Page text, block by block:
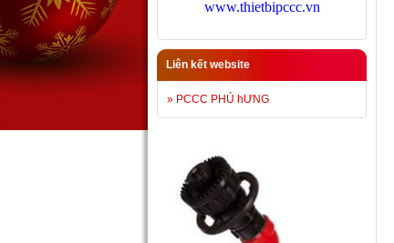
www.thietbipccc.vn
Liên kết website
» PCCC PHÚ hƯNG